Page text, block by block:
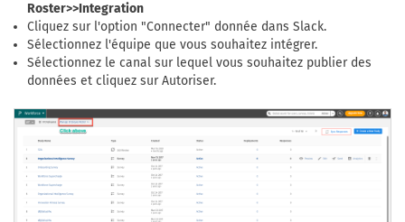
Roster>>Integration
Cliquez sur l'option "Connecter" donnée dans Slack.
Sélectionnez l'équipe que vous souhaitez intégrer.
Sélectionnez le canal sur lequel vous souhaitez publier des
données et cliquez sur Autoriser.